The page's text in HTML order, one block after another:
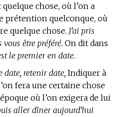
chose, où l’on a
prétention quelconque, où
quelque chose. J’ai pris
être préféré. On dit dans
le premier en date.
date, retenir date, Indiquer à
fera une certaine chose
où l’on exigera de lui
aller dîner aujourd’hui